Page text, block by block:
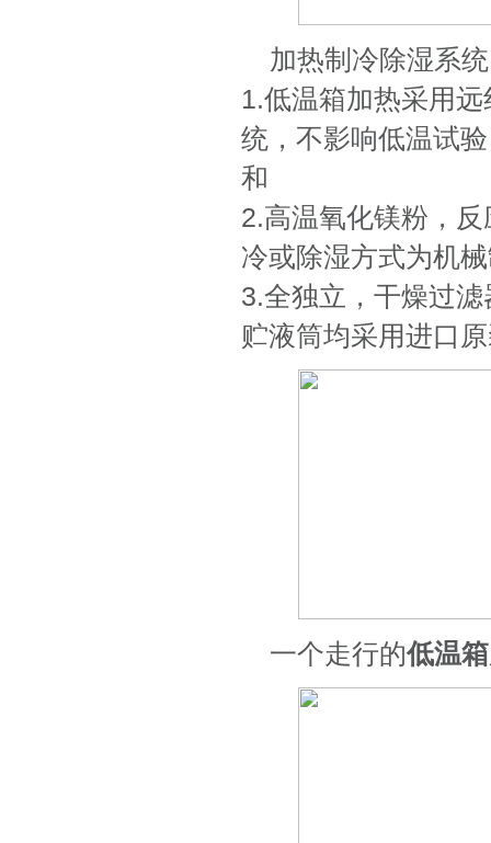
加热制冷除湿系
1.低温箱加热采用
统，不影响低温试
和
2.高温氧化镁粉，
冷或除湿方式为机
3.全独立，干燥过
贮液筒均采用进口
一个走行的低温箱